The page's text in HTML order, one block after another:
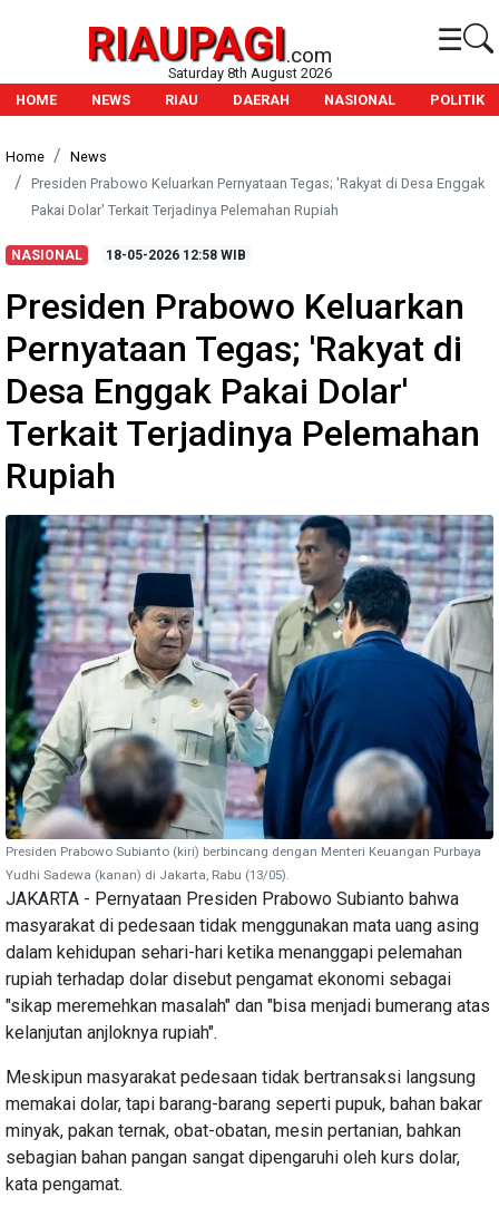
RIAUPAGI.com ☰
Saturday 8th August 2026
HOME
NEWS RIAU DAERAH NASIONAL POLITIK
Home
News
Presiden Prabowo Keluarkan Pernyataan Tegas; 'Rakyat di Desa Enggak
Pakai Dolar' Terkait Terjadinya Pelemahan Rupiah
NASIONAL 18-05-2026 12:58 WIB
Presiden Prabowo Keluarkan
Pernyataan Tegas; 'Rakyat di
Desa Enggak Pakai Dolar'
Terkait Terjadinya Pelemahan
Rupiah
Presiden Prabowo Subianto (kiri) berbincang dengan Menteri Keuangan Purbaya
Yudhi Sadewa (kanan) di Jakarta, Rabu (13/05).
JAKARTA - Pernyataan Presiden Prabowo Subianto bahwa
masyarakat di pedesaan tidak menggunakan mata uang asing
dalam kehidupan sehari-hari ketika menanggapi pelemahan
rupiah terhadap dolar disebut pengamat ekonomi sebagai
"sikap meremehkan masalah" dan "bisa menjadi bumerang atas
kelanjutan anjloknya rupiah".
Meskipun masyarakat pedesaan tidak bertransaksi langsung
memakai dolar, tapi barang-barang seperti pupuk, bahan bakar
minyak, pakan ternak, obat-obatan, mesin pertanian, bahkan
sebagian bahan pangan sangat dipengaruhi oleh kurs dolar,
kata pengamat.